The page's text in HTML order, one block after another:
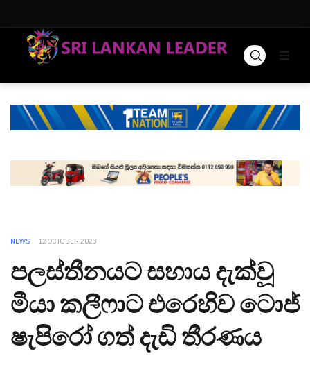
NEWS 12 OCTOBER 2023
පලස්තීනයට සහාය දැක්වූ
මීයා කලීෆාට එරෙහිව ටොජ්
ෂැපිරෝ ගත් දැඩි තීරණ‍ය